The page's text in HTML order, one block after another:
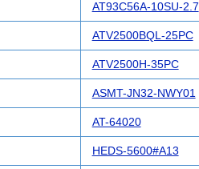
AT93C56A-10SU-2.7
ATV2500BQL-25PC
ATV2500H-35PC
ASMT-JN32-NWY01
AT-64020
HEDS-5600#A13